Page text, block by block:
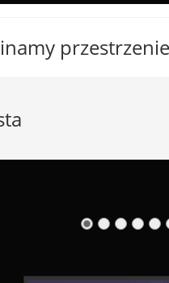
przestrzenie